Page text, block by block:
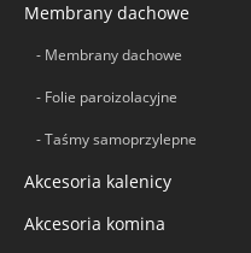
Membrany dachowe
- Membrany dachowe
- Folie paroizolacyjne
- Taśmy samoprzylepne
Akcesoria kalenicy
Akcesoria komina